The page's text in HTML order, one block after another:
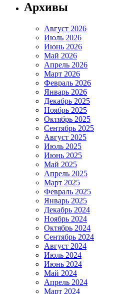
Архивы
Август 2026
Июль 2026
Июнь 2026
Май 2026
Апрель 2026
Март 2026
Февраль 2026
Январь 2026
Декабрь 2025
Ноябрь 2025
Октябрь 2025
Сентябрь 2025
Август 2025
Июль 2025
Июнь 2025
Май 2025
Апрель 2025
Март 2025
Февраль 2025
Январь 2025
Декабрь 2024
Ноябрь 2024
Октябрь 2024
Сентябрь 2024
Август 2024
Июль 2024
Июнь 2024
Май 2024
Апрель 2024
Март 2024